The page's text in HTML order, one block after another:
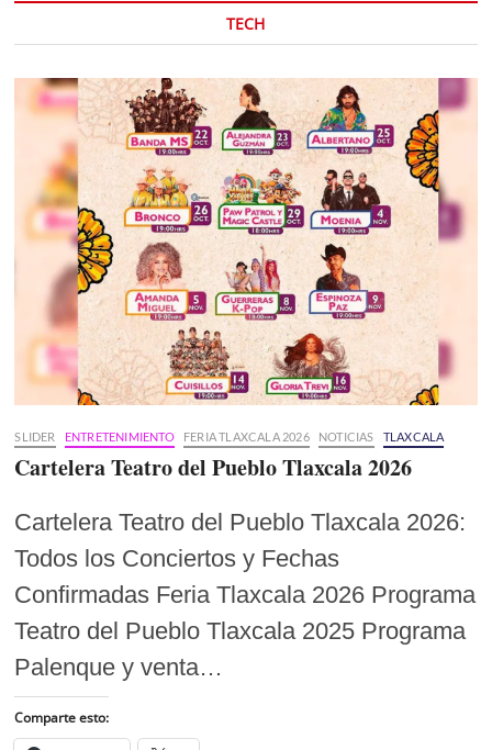
TECH
SLIDER ENTRETENIMIENTO FERIA TLAXCALA 2026 NOTICIAS TLAXCALA
Cartelera Teatro del Pueblo Tlaxcala 2026
Cartelera Teatro del Pueblo Tlaxcala 2026:
Todos los Conciertos y Fechas
Confirmadas Feria Tlaxcala 2026 Programa
Teatro del Pueblo Tlaxcala 2025 Programa
Palenque y venta…
Comparte esto: